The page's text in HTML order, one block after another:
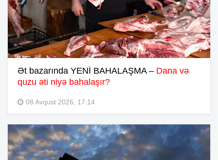
Ət bazarında YENİ BAHALAŞMA – Dana və
quzu əti niyə bahalaşır?
08 Avqust 2026, 17:14